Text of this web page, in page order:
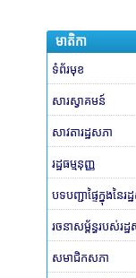
មាតិកា
ទំព័រមុខ
សារស្វាគមន៍
សាវតារដ្ឋសភា
រដ្ឋធម្មនុញ្ញ
បទបញ្ជាផ្ទៃក្នុងនៃរ
រចនាសម្ព័ន្ធរបស់រដ្
សមាជិកសភា